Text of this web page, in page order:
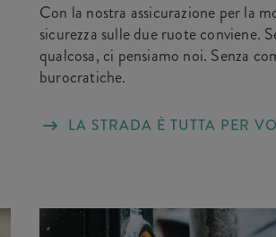
Con la nostra assicurazione per la
sicurezza sulle due ruote conviene.
qualcosa, ci pensiamo noi. Senza
burocratiche.
LA STRADA È TUTTA PER